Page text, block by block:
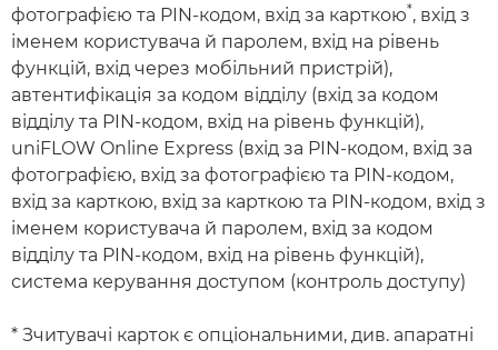
фотографією та PIN-кодом, вхід за карткою*, вхід з
іменем користувача й паролем, вхід на рівень
функцій, вхід через мобільний пристрій),
автентифікація за кодом відділу (вхід за кодом
відділу та PIN-кодом, вхід на рівень функцій),
uniFLOW Online Express (вхід за PIN-кодом, вхід за
фотографією, вхід за фотографією та PIN-кодом,
вхід за карткою, вхід за карткою та PIN-кодом, вхід з
іменем користувача й паролем, вхід за кодом
відділу та PIN-кодом, вхід на рівень функцій),
система керування доступом (контроль доступу)
* Зчитувачі карток є опціональними, див. апаратні